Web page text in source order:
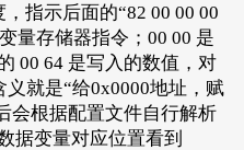
指示后面的“82 00 00 00
量存储器指令；00 00 是
00 64 是写入的数值，对
就是“给0x0000地址，赋
会根据配置文件自行解析
据变量对应位置看到